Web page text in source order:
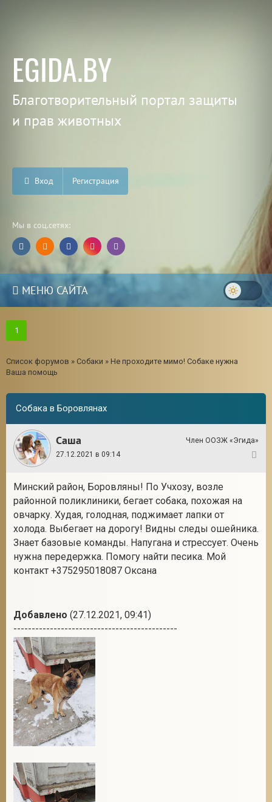
EGIDA.BY
Благотворительный портал защиты
и прав животных
Вход Регистрация
Мы в соц.сетях:
МЕНЮ САЙТА
1
Список форумов » Собаки » Не проходите мимо! Собаке нужна
Ваша помощь
Собака в Боровлянах
Саша
Член ООЗЖ «Эгида»
27.12.2021 в 09:14
Минский район, Боровляны! По Учхозу, возле
районной поликлиники, бегает собака, похожая на
овчарку. Худая, голодная, поджимает лапки от
холода. Выбегает на дорогу! Видны следы ошейника.
Знает базовые команды. Напугана и стрессует. Очень
нужна передержка. Помогу найти песика. Мой
контакт +375295018087 Оксана
Добавлено (27.12.2021, 09:41)
---------------------------------------------